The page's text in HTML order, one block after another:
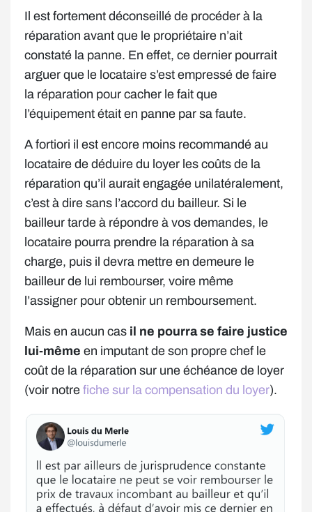
Il est fortement déconseillé de procéder à la
réparation avant que le propriétaire n’ait
constaté la panne. En effet, ce dernier pourrait
arguer que le locataire s’est empressé de faire
la réparation pour cacher le fait que
l’équipement était en panne par sa faute.
A fortiori il est encore moins recommandé au
locataire de déduire du loyer les coûts de la
réparation qu’il aurait engagée unilatéralement,
c’est à dire sans l’accord du bailleur. Si le
bailleur tarde à répondre à vos demandes, le
locataire pourra prendre la réparation à sa
charge, puis il devra mettre en demeure le
bailleur de lui rembourser, voire même
l’assigner pour obtenir un remboursement.
Mais en aucun cas il ne pourra se faire justice
lui-même en imputant de son propre chef le
coût de la réparation sur une échéance de loyer
(voir notre fiche sur la compensation du loyer).